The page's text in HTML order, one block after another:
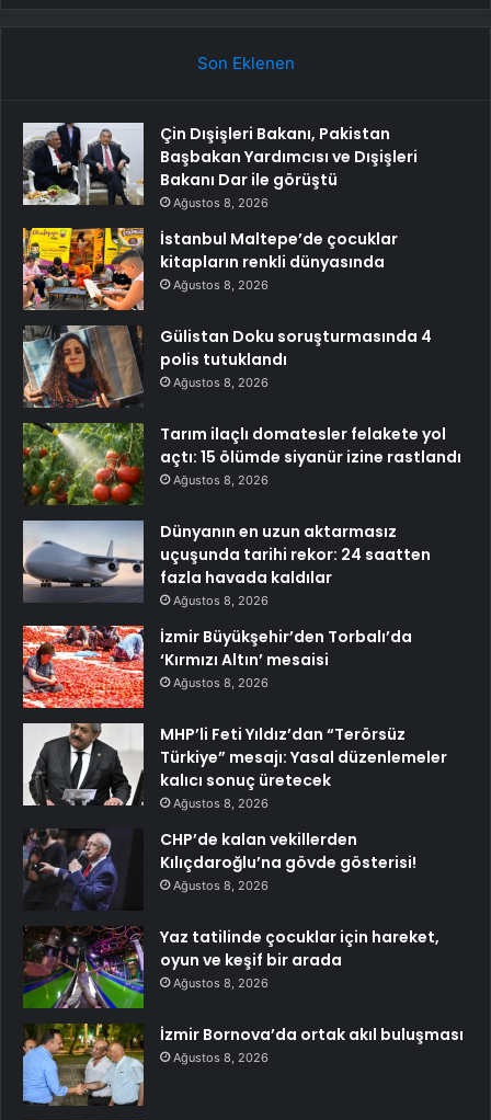
Son Eklenen
Çin Dışişleri Bakanı, Pakistan
Başbakan Yardımcısı ve Dışişleri
Bakanı Dar ile görüştü
Ağustos 8, 2026
İstanbul Maltepe’de çocuklar
kitapların renkli dünyasında
Ağustos 8, 2026
Gülistan Doku soruşturmasında 4
polis tutuklandı
Ağustos 8, 2026
Tarım ilaçlı domatesler felakete yol
açtı: 15 ölümde siyanür izine rastlandı
Ağustos 8, 2026
Dünyanın en uzun aktarmasız
uçuşunda tarihi rekor: 24 saatten
fazla havada kaldılar
Ağustos 8, 2026
İzmir Büyükşehir’den Torbalı’da
‘Kırmızı Altın’ mesaisi
Ağustos 8, 2026
MHP’li Feti Yıldız’dan “Terörsüz
Türkiye” mesajı: Yasal düzenlemeler
kalıcı sonuç üretecek
Ağustos 8, 2026
CHP’de kalan vekillerden
Kılıçdaroğlu’na gövde gösterisi!
Ağustos 8, 2026
Yaz tatilinde çocuklar için hareket,
oyun ve keşif bir arada
Ağustos 8, 2026
İzmir Bornova’da ortak akıl buluşması
Ağustos 8, 2026